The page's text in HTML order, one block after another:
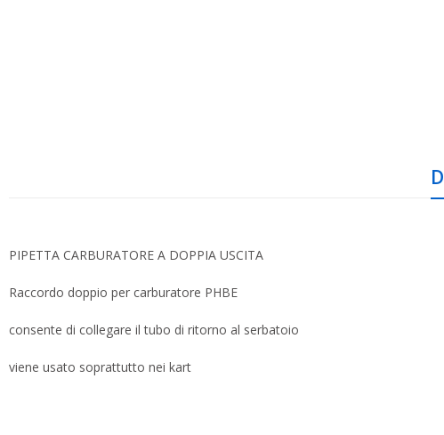
PIPETTA CARBURATORE A DOPPIA USCITA
Raccordo doppio per carburatore PHBE
consente di collegare il tubo di ritorno al serbatoio
viene usato soprattutto nei kart